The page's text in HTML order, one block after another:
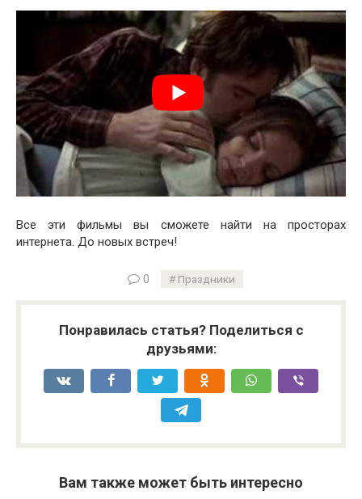
Все эти фильмы вы сможете найти на просторах
интернета. До новых встреч!
0 Праздники
Понравилась статья? Поделиться с
друзьями:
Вам также может быть интересно